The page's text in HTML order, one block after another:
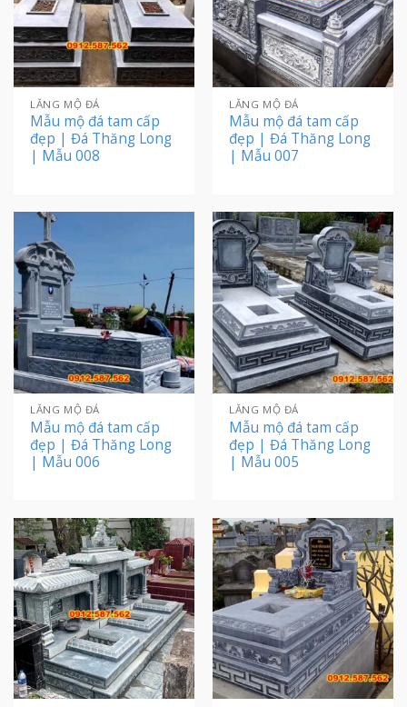
LĂNG MỘ ĐÁ
Mẫu mộ đá tam cấp
đẹp | Đá Thăng Long
| Mẫu 008
LĂNG MỘ ĐÁ
Mẫu mộ đá tam cấp
đẹp | Đá Thăng Long
| Mẫu 007
LĂNG MỘ ĐÁ
Mẫu mộ đá tam cấp
đẹp | Đá Thăng Long
| Mẫu 006
LĂNG MỘ ĐÁ
Mẫu mộ đá tam cấp
đẹp | Đá Thăng Long
| Mẫu 005